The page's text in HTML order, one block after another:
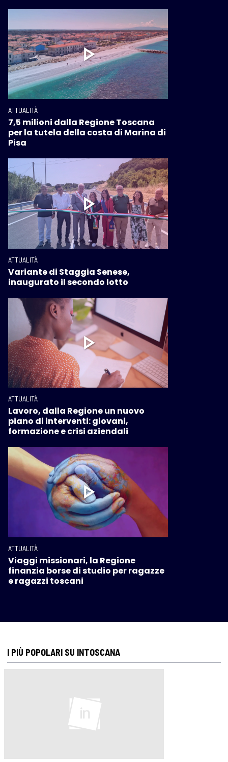
ATTUALITÀ
7,5 milioni dalla Regione Toscana
per la tutela della costa di Marina di
Pisa
ATTUALITÀ
Variante di Staggia Senese,
inaugurato il secondo lotto
ATTUALITÀ
Lavoro, dalla Regione un nuovo
piano di interventi: giovani,
formazione e crisi aziendali
ATTUALITÀ
Viaggi missionari, la Regione
finanzia borse di studio per ragazze
e ragazzi toscani
I PIÙ POPOLARI SU INTOSCANA